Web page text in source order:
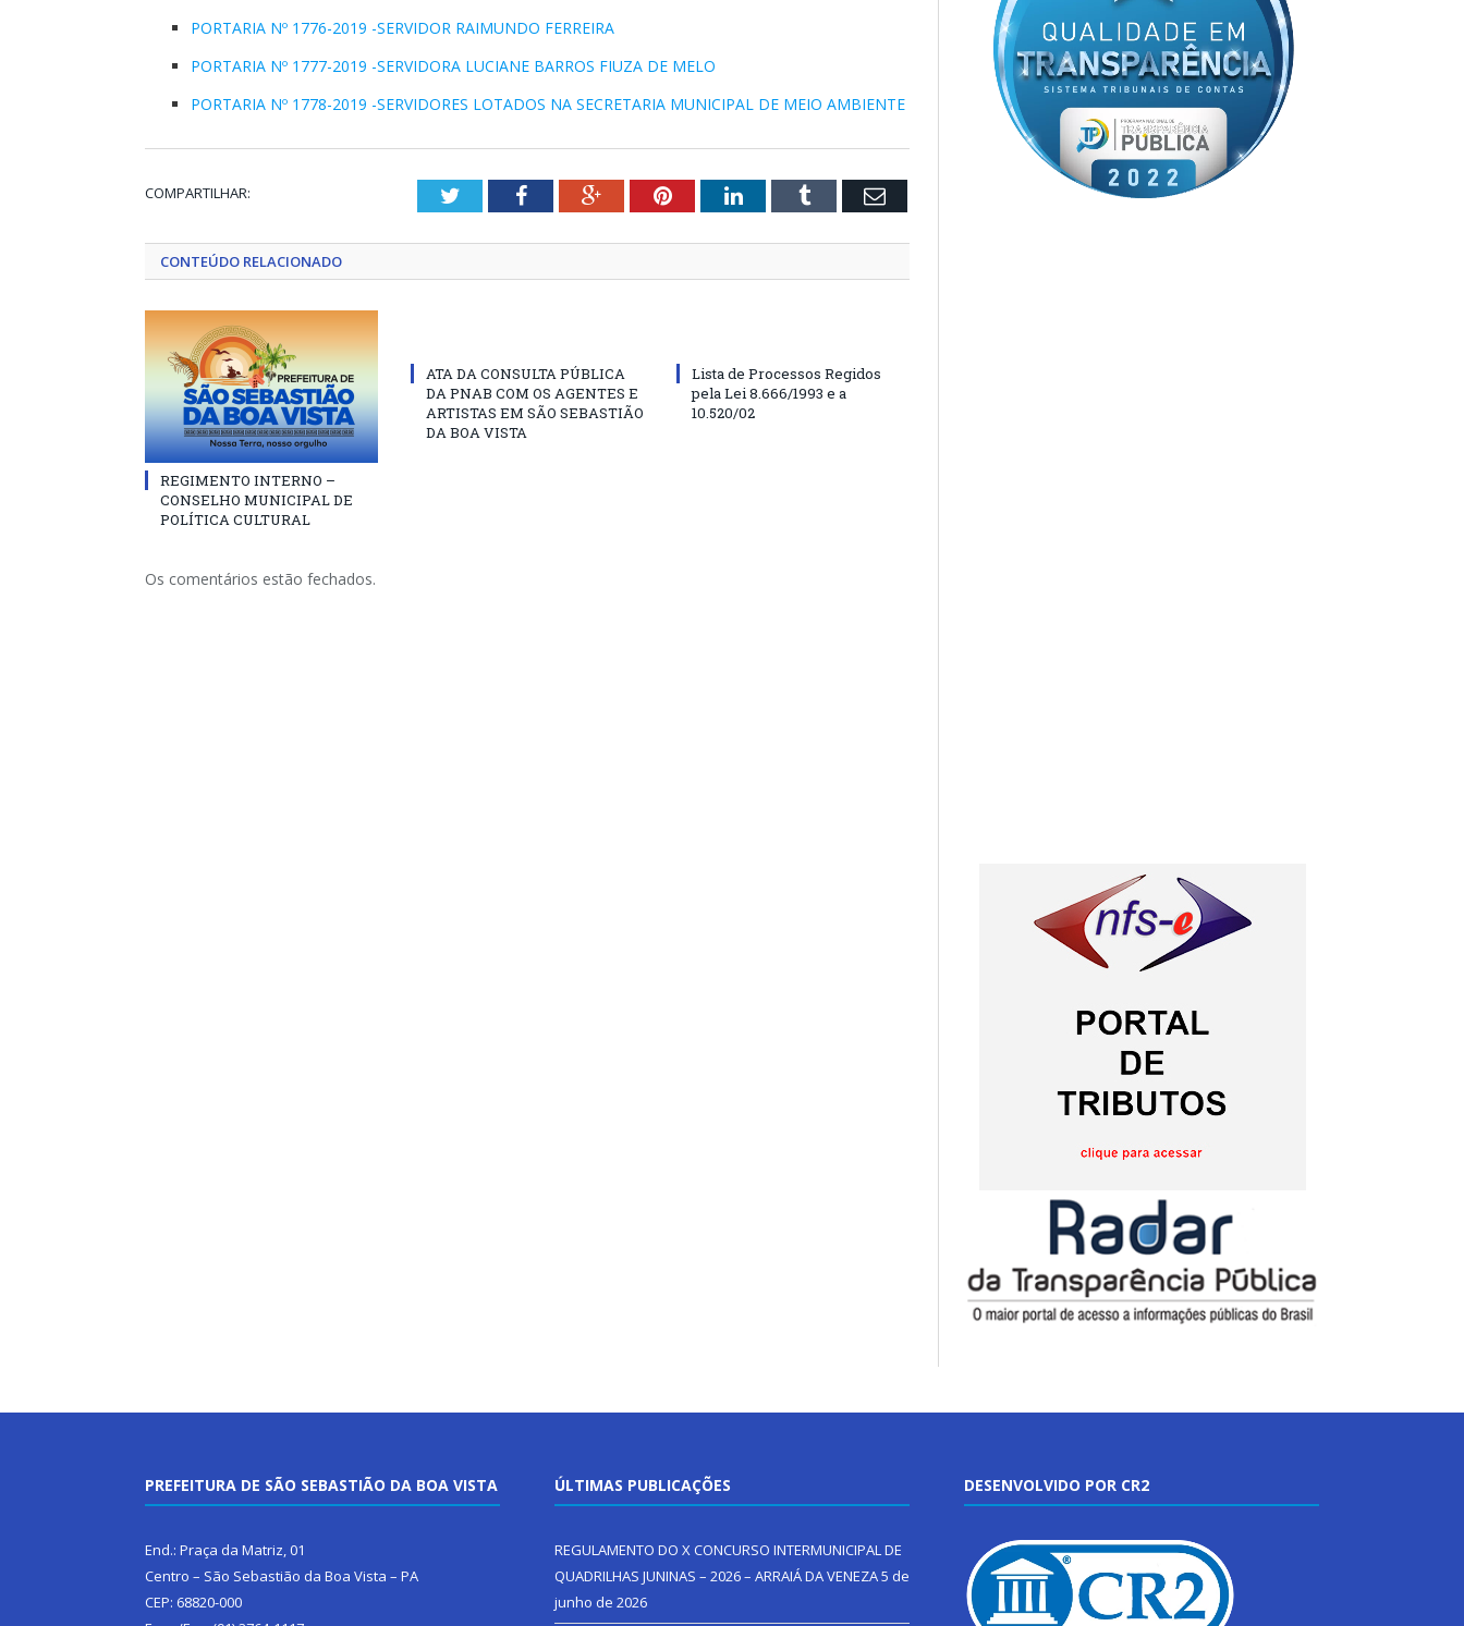
PORTARIA Nº 1776-2019 -SERVIDOR RAIMUNDO FERREIRA
PORTARIA Nº 1777-2019 -SERVIDORA LUCIANE BARROS FIUZA DE MELO
PORTARIA Nº 1778-2019 -SERVIDORES LOTADOS NA SECRETARIA MUNICIPAL DE MEIO AMBIENTE
COMPARTILHAR: TwitterFacebookGoogle+PinterestLinkedInTumblr Email
CONTEÚDO RELACIONADO
REGIMENTO INTERNO –
CONSELHO MUNICIPAL DE
POLÍTICA CULTURAL
ATA DA CONSULTA PÚBLICA
DA PNAB COM OS AGENTES E
ARTISTAS EM SÃO SEBASTIÃO
DA BOA VISTA
Lista de Processos Regidos
pela Lei 8.666/1993 e a
10.520/02
Os comentários estão fechados.
PREFEITURA DE SÃO SEBASTIÃO DA BOA VISTA
End.: Praça da Matriz, 01
Centro – São Sebastião da Boa Vista – PA
CEP: 68820-000
ÚLTIMAS PUBLICAÇÕES
REGULAMENTO DO X CONCURSO INTERMUNICIPAL DE
QUADRILHAS JUNINAS – 2026 – ARRAIÁ DA VENEZA5 de
junho de 2026
DESENVOLVIDO POR CR2